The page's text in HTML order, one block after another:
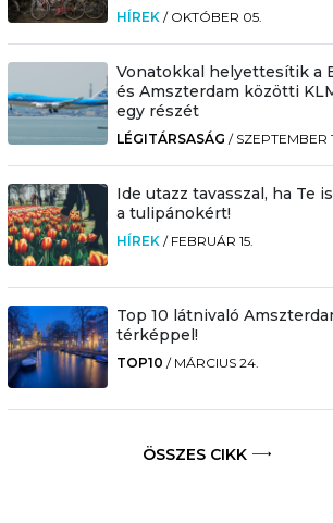
HÍREK / OKTÓBER 05.
Vonatokkal helyettesítik a
és Amszterdam közötti
egy részét
LÉGITÁRSASÁG / SZEPTEMBER
Ide utazz tavasszal, ha Te
a tulipánokért!
HÍREK / FEBRUÁR 15.
Top 10 látnivaló
térképpel!
TOP10 / MÁRCIUS 24.
ÖSSZES CIKK